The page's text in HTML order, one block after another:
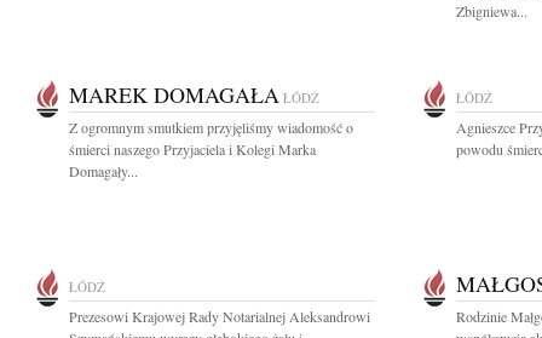
Zbigniewa...
MAREK DOMAGAŁA ŁÓDŹ
Z ogromnym smutkiem przyjęliśmy wiadomość o
śmierci naszego Przyjaciela i Kolegi Marka
Domagały...
ŁÓDŹ
Agnieszce
powodu
ŁÓDŹ
Prezesowi Krajowej Rady Notarialnej Aleksandrowi
Rodzinie